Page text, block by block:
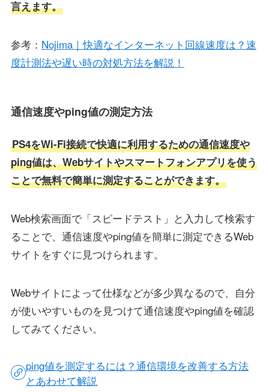
言えます。
参考： Nojima｜快適なインターネット回線速度は？速
度計測法や遅い時の対処方法を解説！
通信速度やping値の測定方法
PS4をWi-Fi接続で快適に利用するための通信速度や
ping値は、Webサイトやスマートフォンアプリを使う
ことで無料で簡単に測定することができます。
Web検索画面で「スピードテスト」と入力して検索す
ることで、通信速度やping値を簡単に測定できるWeb
サイトをすぐに見つけられます。
Webサイトによって仕様などが多少異なるので、自分
が使いやすいものを見つけて通信速度やping値を確認
してみてください。
ping値を測定するには？通信環境を改善する方法
とあわせて解説